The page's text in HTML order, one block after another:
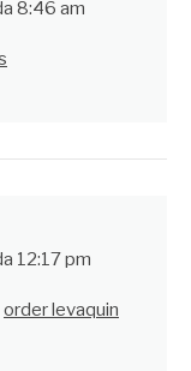
8:46 am
12:17 pm
order levaquin